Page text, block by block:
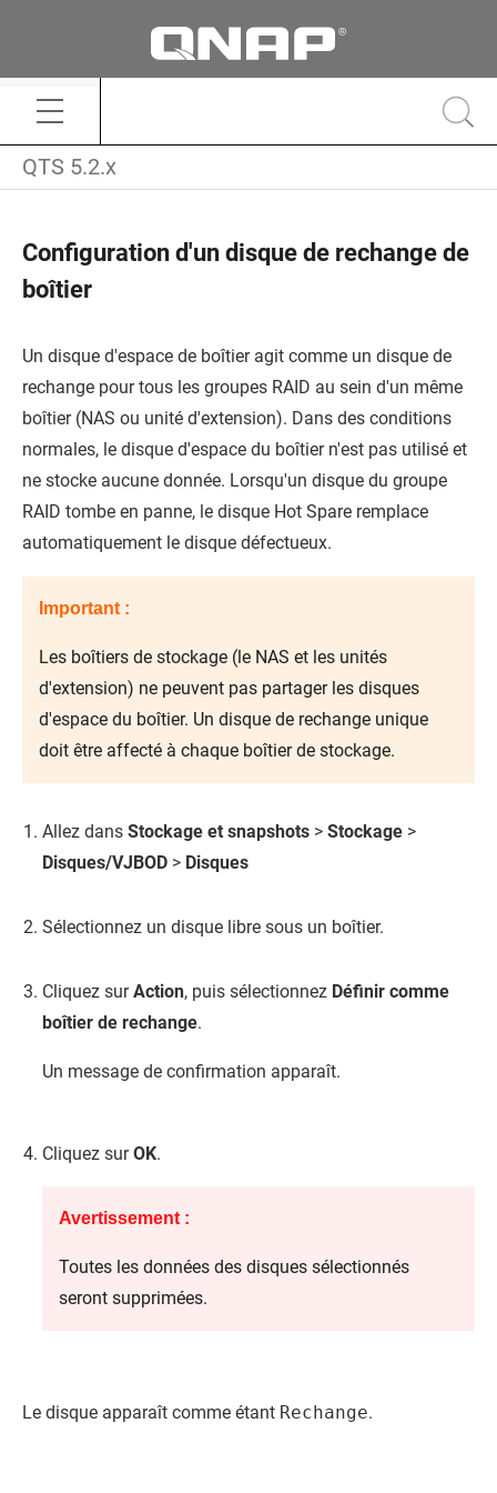
QTS 5.2.x
Configuration d'un disque de rechange de
boîtier
Un disque d'espace de boîtier agit comme un disque de
rechange pour tous les groupes RAID au sein d'un même
boîtier (NAS ou unité d'extension). Dans des conditions
normales, le disque d'espace du boîtier n'est pas utilisé et
ne stocke aucune donnée. Lorsqu'un disque du groupe
RAID tombe en panne, le disque Hot Spare remplace
automatiquement le disque défectueux.
Important :
Les boîtiers de stockage (le NAS et les unités
d'extension) ne peuvent pas partager les disques
d'espace du boîtier. Un disque de rechange unique
doit être affecté à chaque boîtier de stockage.
Allez dans Stockage et snapshots > Stockage >
Disques/VJBOD > Disques
Sélectionnez un disque libre sous un boîtier.
Cliquez surAction, puis sélectionnez Définir comme
boîtier de rechange.
Un message de confirmation apparaît.
Cliquez surOK.
Avertissement :
Toutes les données des disques sélectionnés
seront supprimées.
Le disque apparaît comme étant Rechange.